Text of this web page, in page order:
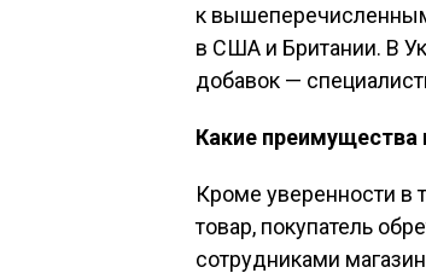
к
в США и Британии. В
добавок —
Какие
Кроме уверенности в
товар, покупатель
сотрудниками